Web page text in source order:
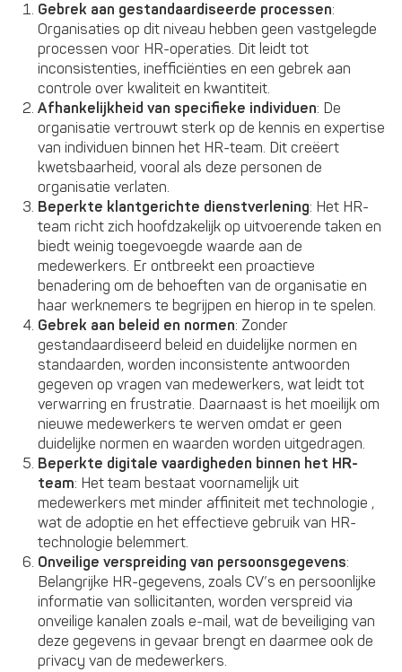
Gebrek aan gestandaardiseerde processen:
Organisaties op dit niveau hebben geen vastgelegde
processen voor HR-operaties. Dit leidt tot
inconsistenties, inefficiënties en een gebrek aan
controle over kwaliteit en kwantiteit.
Afhankelijkheid van specifieke individuen: De
organisatie vertrouwt sterk op de kennis en expertise
van individuen binnen het HR-team. Dit creëert
kwetsbaarheid, vooral als deze personen de
organisatie verlaten.
Beperkte klantgerichte dienstverlening: Het HR-
team richt zich hoofdzakelijk op uitvoerende taken en
biedt weinig toegevoegde waarde aan de
medewerkers. Er ontbreekt een proactieve
benadering om de behoeften van de organisatie en
haar werknemers te begrijpen en hierop in te spelen.
Gebrek aan beleid en normen: Zonder
gestandaardiseerd beleid en duidelijke normen en
standaarden, worden inconsistente antwoorden
gegeven op vragen van medewerkers, wat leidt tot
verwarring en frustratie. Daarnaast is het moeilijk om
nieuwe medewerkers te werven omdat er geen
duidelijke normen en waarden worden uitgedragen.
Beperkte digitale vaardigheden binnen het HR-
team: Het team bestaat voornamelijk uit
medewerkers met minder affiniteit met technologie ,
wat de adoptie en het effectieve gebruik van HR-
technologie belemmert.
Onveilige verspreiding van persoonsgegevens:
Belangrijke HR-gegevens, zoals CV’s en persoonlijke
informatie van sollicitanten, worden verspreid via
onveilige kanalen zoals e-mail, wat de beveiliging van
deze gegevens in gevaar brengt en daarmee ook de
privacy van de medewerkers.